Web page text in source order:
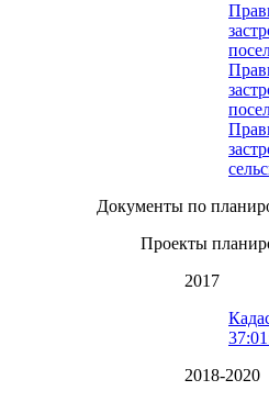
Документы по
Проекты
2017
2018-2020